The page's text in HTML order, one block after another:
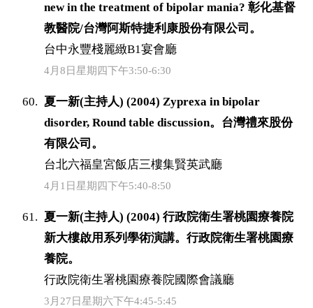
new in the treatment of bipolar mania? 彰化基督
教醫院/台灣阿斯特捷利康股份有限公司。
台中永豐棧麗緻B1宴會廳
4月8日星期四下午3:50-6:30
夏一新(主持人) (2004) Zyprexa in bipolar
disorder, Round table discussion。台灣禮來股份
有限公司。
台北六福皇宮飯店三樓集賢英武廳
4月1日星期四下午5:40-8:50
夏一新(主持人) (2004) 行政院衛生署桃園療養院
新大樓啟用系列學術演講。行政院衛生署桃園療
養院。
行政院衛生署桃園療養院國際會議廳
3月27日星期六下午4:45-5:45